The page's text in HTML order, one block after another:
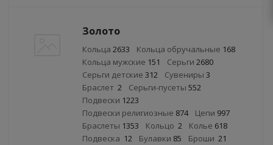
Золото
Кольца 2633 Кольца обручальные 168
Кольца мужские 151 Серьги 2680
Серьги детские 312 Сувениры 3
Браслет 2 Серьги-пусеты 552
Подвески 1223
Подвески религиозные 874 Цепи 997
Браслеты 1353 Кольцо 2 Колье 618
Подвеска 12 Булавки 85 Броши 21